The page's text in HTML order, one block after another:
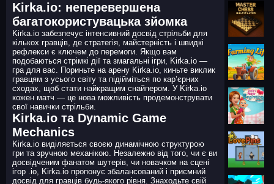
Kirka.io: неперевершена
багатокористувацька зйомка
Kirka.io забезпечує інтенсивний досвід стрільби для
кількох гравців, де стратегія, майстерність і швидкі
рефлекси є ключем до перемоги. Якщо вам
подобаються стрімкі дії та змагальні ігри, Kirka.io —
гра для вас. Пориньте на арену Kirka.io, киньте виклик
гравцям з усього світу та підійміться по кар’єрних
сходах, щоб стати найкращим снайпером. У Kirka.io
кожен матч — це нова можливість продемонструвати
свої навички стрільби.
Kirka.io та Dynamic Game
Mechanics
Kirka.io виділяється своєю динамічною структурою
гри та зручною механікою. Незалежно від того, чи є ви
досвідченим фанатом шутерів, чи новачком на сцені
ігор .io, Kirka.io пропонує збалансований і приємний
досвід для гравців будь-якого рівня. Знаходьте свій